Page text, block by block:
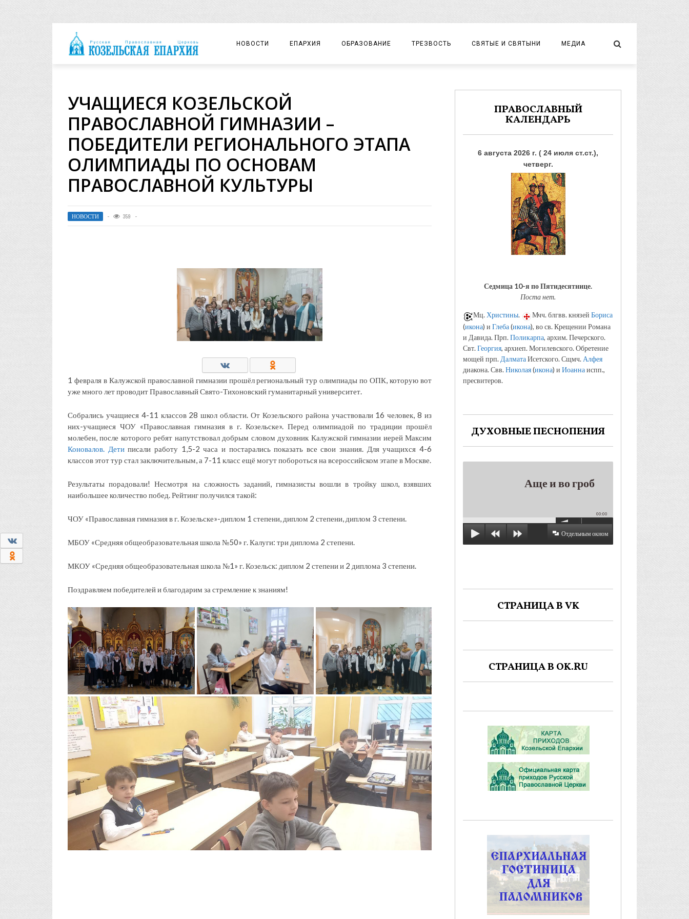
НОВОСТИ ЕПАРХИЯ
ДОКУМЕНТЫ
ЕПАРХИАЛЬНЫЕ ОТДЕЛЫ
ДУХОВЕНСТВО
БЛАГОЧИНИЯ
ХРАМЫ И МОНАСТЫРИ
МАТЕРИАЛЫ
ОБРАЗОВАНИЕ ТРЕЗВОСТЬ СВЯТЫЕ И СВЯТЫНИ МЕДИА
ФОТО
УЧАЩИЕСЯ КОЗЕЛЬСКОЙ
ПРАВОСЛАВНОЙ ГИМНАЗИИ –
ПОБЕДИТЕЛИ РЕГИОНАЛЬНОГО ЭТАПА
ОЛИМПИАДЫ ПО ОСНОВАМ
ПРАВОСЛАВНОЙ КУЛЬТУРЫ
НОВОСТИ 359
1 февраля в Калужской православной гимназии прошёл региональный тур олимпиады по ОПК, которую вот
уже много лет проводит Православный Свято-Тихоновский гуманитарный университет.
Собрались учащиеся 4-11 классов 28 школ области. От Козельского района участвовали 16 человек, 8 из
них-учащиеся ЧОУ «Православная гимназия в г. Козельске». Перед олимпиадой по традиции прошёл
молебен, после которого ребят напутствовал добрым словом духовник Калужской гимназии иерей Максим
Коновалов. Детиписали работу 1,5-2 часа и постарались показать все свои знания. Для учащихся 4-6
классов этот тур стал заключительным, а 7-11 класс ещё могут побороться на всероссийском этапе в Москве.
Результаты порадовали! Несмотря на сложность заданий, гимназисты вошли в тройку школ, взявших
наибольшее количество побед. Рейтинг получился такой:
ЧОУ «Православная гимназия в г. Козельске»-диплом 1 степени, диплом 2 степени, диплом 3 степени.
МБОУ «Средняя общеобразовательная школа №50» г. Калуги: три диплома 2 степени.
МКОУ «Средняя общеобразовательная школа №1» г. Козельск: диплом 2 степени и 2 диплома 3 степени.
Поздравляем победителей и благодарим за стремление к знаниям!
ПРАВОСЛАВНЫЙ
КАЛЕНДАРЬ
6 августа 2026 г. ( 24 июля ст.ст.),
четверг.
Седмица 10-я по Пятидесятнице.
Поста нет.
Мц. Христины. Мчч. блгвв. князей Бориса
(икона) и Глеба(икона), во св. Крещении Романа
и Давида. Прп.Поликарпа, архим. Печерского.
Свт.Георгия, архиеп. Могилевского. Обретение
мощей прп. ДалматаИсетского. Сщмч. Алфея
диакона. Свв.Николая(икона) и Иоаннаиспп.,
пресвитеров.
ДУХОВНЫЕ ПЕСНОПЕНИЯ
Аще и во гроб
00:00
Отдельным окном
СТРАНИЦА В VK
СТРАНИЦА В OK.RU